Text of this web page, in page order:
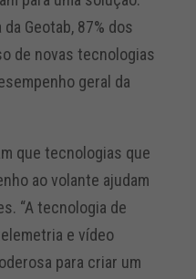
Geotab, 87% dos
de novas tecnologias
geral da
que tecnologias que
ao volante ajudam
“A tecnologia de
e vídeo
para criar um